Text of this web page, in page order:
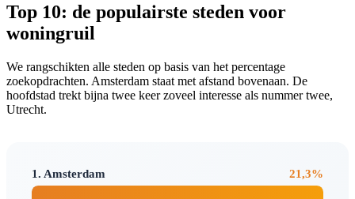
Top 10: de populairste steden voor
woningruil
We rangschikten alle steden op basis van het percentage
zoekopdrachten. Amsterdam staat met afstand bovenaan. De
hoofdstad trekt bijna twee keer zoveel interesse als nummer twee,
Utrecht.
1. Amsterdam 21,3%